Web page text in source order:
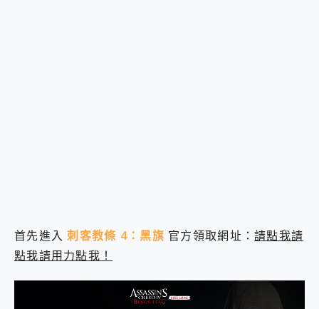
首先進入刺客教條 4：黑旗 官方領取網址：請點我請
點我請用力點我！